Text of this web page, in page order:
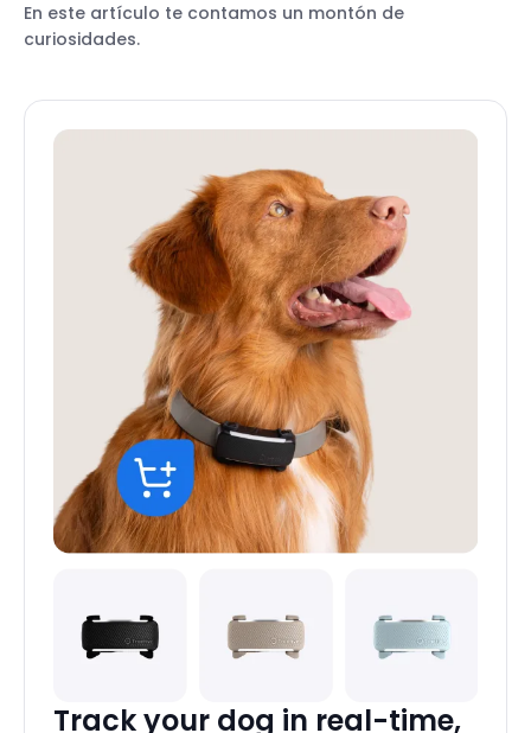
En este artículo te contamos un montón de
curiosidades.
Track your dog in real-time,